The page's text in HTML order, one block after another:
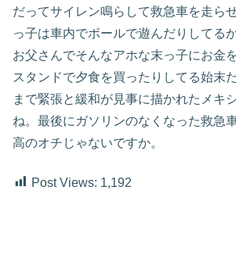
だってサイレン鳴らして救急車を走ら
っ子は車内でボールで遊んだりしてる
お父さんでそんなアホな末っ子にお金
スタンドで夕食を買ったりしてる始末
まで緊張と緩和が見事に描かれたメキ
ね。最後にガソリンのなくなった救急
高のオチじゃないですか。
Post Views: 1,192